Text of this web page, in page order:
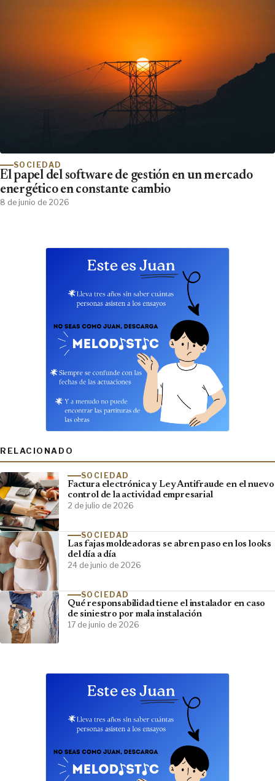
SOCIEDAD
El papel del software de gestión en un mercado
energético en constante cambio
8 de junio de 2026
RELACIONADO
SOCIEDAD
Factura electrónica y Ley Antifraude en el nuevo
control de la actividad empresarial
2 de julio de 2026
SOCIEDAD
Las fajas moldeadoras se abren paso en los looks
del día a día
24 de junio de 2026
SOCIEDAD
Qué responsabilidad tiene el instalador en caso
de siniestro por mala instalación
17 de junio de 2026